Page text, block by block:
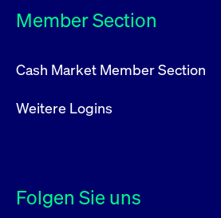
Member Section
Cash Market Member Section
Weitere Logins
Folgen Sie uns